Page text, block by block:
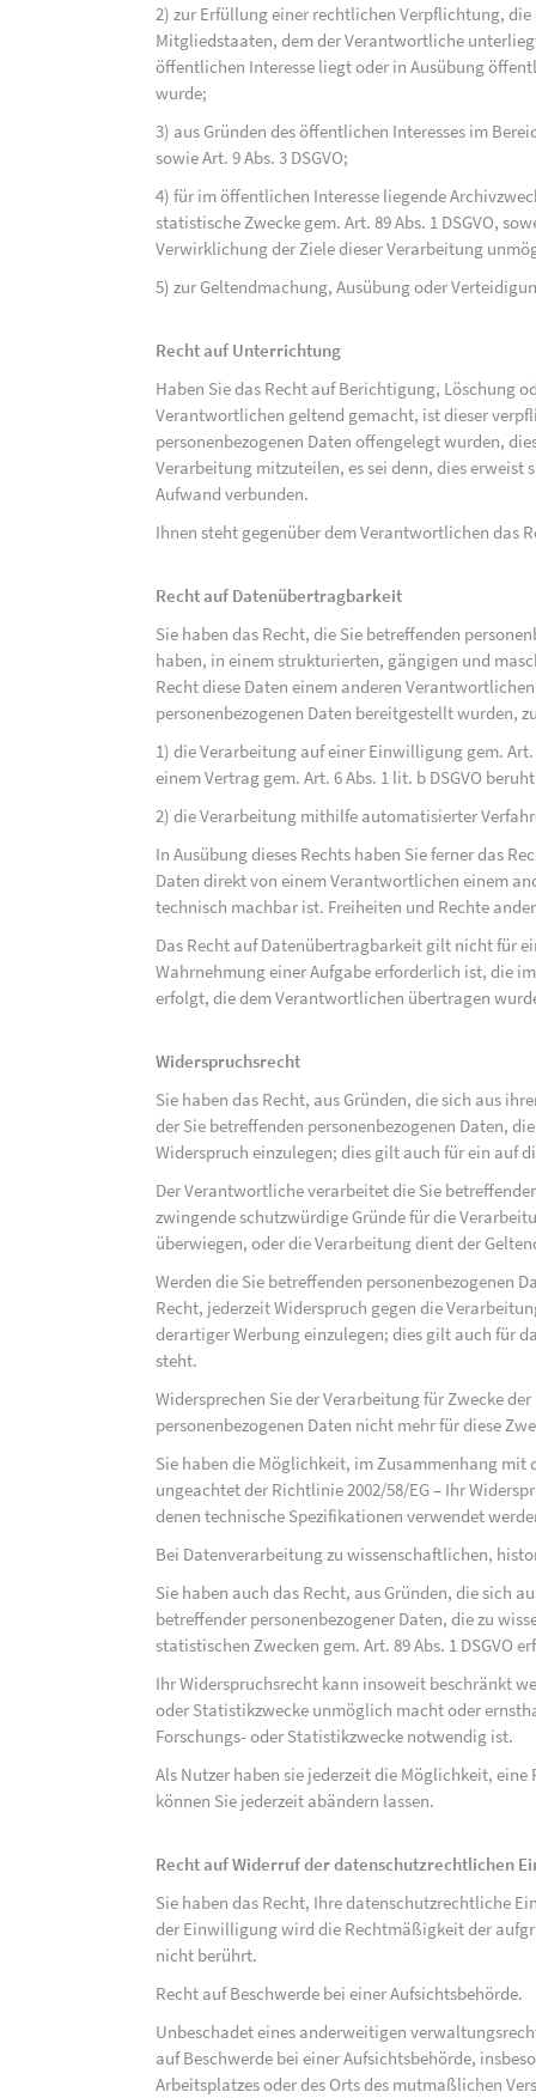
2) zur Erfüllung einer rechtlichen Verpflichtung,
Mitgliedstaaten, dem der Verantwortliche
öffentlichen Interesse liegt oder in Ausübung
wurde;
3) aus Gründen des öffentlichen Interesses im
sowie Art. 9 Abs. 3 DSGVO;
4) für im öffentlichen Interesse liegende
statistische Zwecke gem. Art. 89 Abs. 1 DSGVO,
Verwirklichung der Ziele dieser Verarbeitung
5) zur Geltendmachung, Ausübung oder
Recht auf Unterrichtung
Haben Sie das Recht auf Berichtigung, Löschung
Verantwortlichen geltend gemacht, ist dieser
personenbezogenen Daten offengelegt wurden,
Verarbeitung mitzuteilen, es sei denn, dies
Aufwand verbunden.
Ihnen steht gegenüber dem Verantwortlichen das
Recht auf Datenübertragbarkeit
Sie haben das Recht, die Sie betreffenden
haben, in einem strukturierten, gängigen und
Recht diese Daten einem anderen
personenbezogenen Daten bereitgestellt wurden,
1) die Verarbeitung auf einer Einwilligung gem. Art.
einem Vertrag gem. Art. 6 Abs. 1 lit. b DSGVO
2) die Verarbeitung mithilfe automatisierter
In Ausübung dieses Rechts haben Sie ferner das
Daten direkt von einem Verantwortlichen einem
technisch machbar ist. Freiheiten und Rechte
Das Recht auf Datenübertragbarkeit gilt nicht für
Wahrnehmung einer Aufgabe erforderlich ist, die
erfolgt, die dem Verantwortlichen übertragen
Widerspruchsrecht
Sie haben das Recht, aus Gründen, die sich aus
der Sie betreffenden personenbezogenen Daten,
Widerspruch einzulegen; dies gilt auch für ein auf
Der Verantwortliche verarbeitet die Sie
zwingende schutzwürdige Gründe für die
überwiegen, oder die Verarbeitung dient der
Werden die Sie betreffenden personenbezogenen
Recht, jederzeit Widerspruch gegen die
derartiger Werbung einzulegen; dies gilt auch für
steht.
Widersprechen Sie der Verarbeitung für Zwecke
personenbezogenen Daten nicht mehr für diese
Sie haben die Möglichkeit, im Zusammenhang
ungeachtet der Richtlinie 2002/58/EG – Ihr
denen technische Spezifikationen verwendet
Bei Datenverarbeitung zu wissenschaftlichen,
Sie haben auch das Recht, aus Gründen, die sich
betreffender personenbezogener Daten, die zu
statistischen Zwecken gem. Art. 89 Abs. 1 DSGVO
Ihr Widerspruchsrecht kann insoweit beschränkt
oder Statistikzwecke unmöglich macht oder
Forschungs- oder Statistikzwecke notwendig ist.
Als Nutzer haben sie jederzeit die Möglichkeit,
können Sie jederzeit abändern lassen.
Recht auf Widerruf der datenschutzrechtlichen
Sie haben das Recht, Ihre datenschutzrechtliche
der Einwilligung wird die Rechtmäßigkeit der
nicht berührt.
Recht auf Beschwerde bei einer Aufsichtsbehörde.
Unbeschadet eines anderweitigen
auf Beschwerde bei einer Aufsichtsbehörde,
Arbeitsplatzes oder des Orts des mutmaßlichen